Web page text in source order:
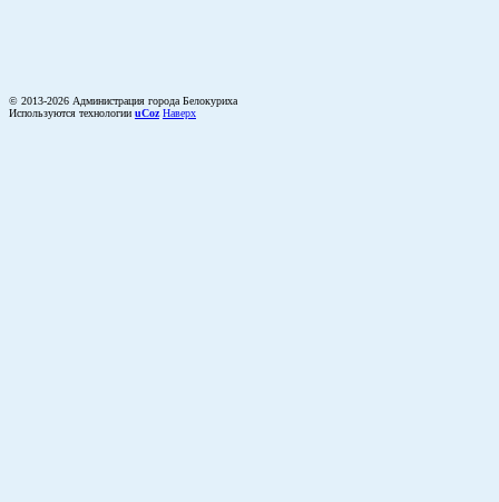
© 2013-2026 Администрация города Белокуриха
Используются технологии uCoz Наверх